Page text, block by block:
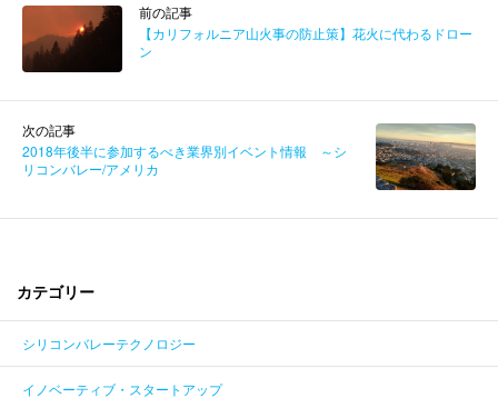
前の記事
【カリフォルニア山火事の防止策】花火に代わるドロー
ン
次の記事
2018年後半に参加するべき業界別イベント情報 ～シ
リコンバレー/アメリカ
カテゴリー
シリコンバレーテクノロジー
イノベーティブ・スタートアップ